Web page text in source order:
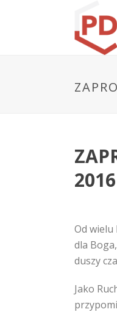
2016
Od
dla
duszy
Jako